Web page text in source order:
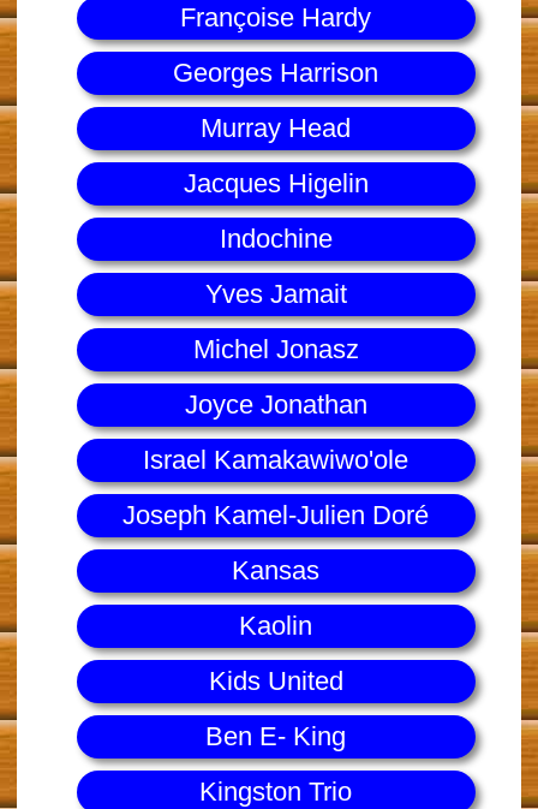
Françoise Hardy
Georges Harrison
Murray Head
Jacques Higelin
Indochine
Yves Jamait
Michel Jonasz
Joyce Jonathan
Israel Kamakawiwo'ole
Joseph Kamel-Julien Doré
Kansas
Kaolin
Kids United
Ben E- King
Kingston Trio